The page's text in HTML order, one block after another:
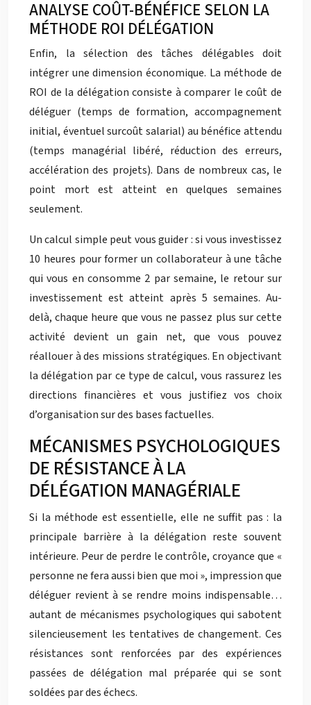
ANALYSE COÛT-BÉNÉFICE SELON LA
MÉTHODE ROI DÉLÉGATION
Enfin, la sélection des tâches délégables doit
intégrer une dimension économique. La méthode de
ROI de la délégation consiste à comparer le coût de
déléguer (temps de formation, accompagnement
initial, éventuel surcoût salarial) au bénéfice attendu
(temps managérial libéré, réduction des erreurs,
accélération des projets). Dans de nombreux cas, le
point mort est atteint en quelques semaines
seulement.
Un calcul simple peut vous guider : si vous investissez
10 heures pour former un collaborateur à une tâche
qui vous en consomme 2 par semaine, le retour sur
investissement est atteint après 5 semaines. Au-
delà, chaque heure que vous ne passez plus sur cette
activité devient un gain net, que vous pouvez
réallouer à des missions stratégiques. En objectivant
la délégation par ce type de calcul, vous rassurez les
directions financières et vous justifiez vos choix
d’organisation sur des bases factuelles.
MÉCANISMES PSYCHOLOGIQUES
DE RÉSISTANCE À LA
DÉLÉGATION MANAGÉRIALE
Si la méthode est essentielle, elle ne suffit pas : la
principale barrière à la délégation reste souvent
intérieure. Peur de perdre le contrôle, croyance que «
personne ne fera aussi bien que moi », impression que
déléguer revient à se rendre moins indispensable…
autant de mécanismes psychologiques qui sabotent
silencieusement les tentatives de changement. Ces
résistances sont renforcées par des expériences
passées de délégation mal préparée qui se sont
soldées par des échecs.